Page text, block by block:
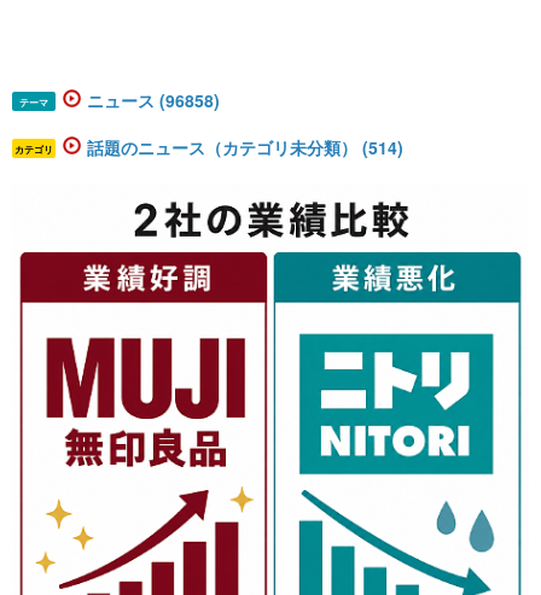
テーマ ニュース (96858)
カテゴリ 話題のニュース（カテゴリ未分類） (514)